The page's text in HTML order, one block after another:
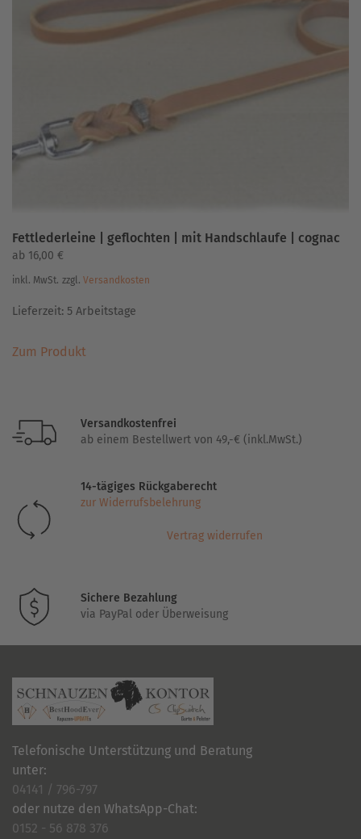
Optionen
Produktseite
gewählt
Fettlederleine | geflochten | mit Handschlaufe | cognac
ab 16,00 €
inkl. MwSt. zzgl. Versandkosten
Lieferzeit: 5 Arbeitstage
Zum ProduktProdukt
auf.
können
auf
Versandkostenfrei
ab einem Bestellwert von 49,-€ (inkl.MwSt.)
14-tägiges Rückgaberecht
zur Widerrufsbelehrung
Vertrag widerrufen
Sichere Bezahlung
via PayPal oder Überweisung
Telefonische Unterstützung und Beratung
unter:
04141 / 796-797
oder nutze den WhatsApp-Chat:
0152 - 56 878 376